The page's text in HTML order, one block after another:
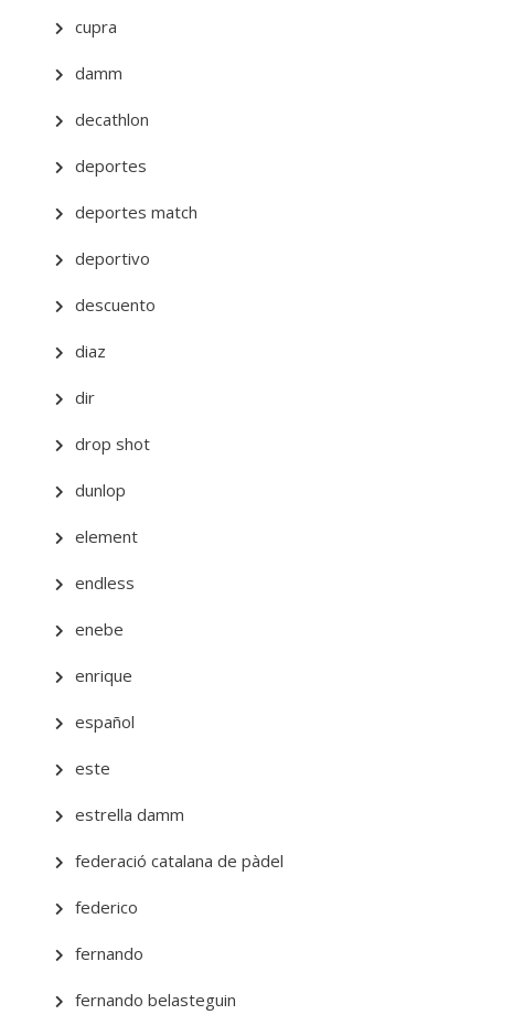
cupra
damm
decathlon
deportes
deportes match
deportivo
descuento
diaz
dir
drop shot
dunlop
element
endless
enebe
enrique
español
este
estrella damm
federació catalana de pàdel
federico
fernando
fernando belasteguin